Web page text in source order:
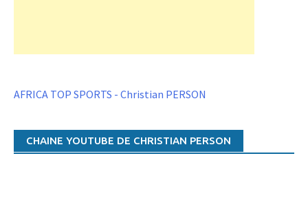
AFRICA TOP SPORTS - Christian PERSON
CHAINE YOUTUBE DE CHRISTIAN PERSON